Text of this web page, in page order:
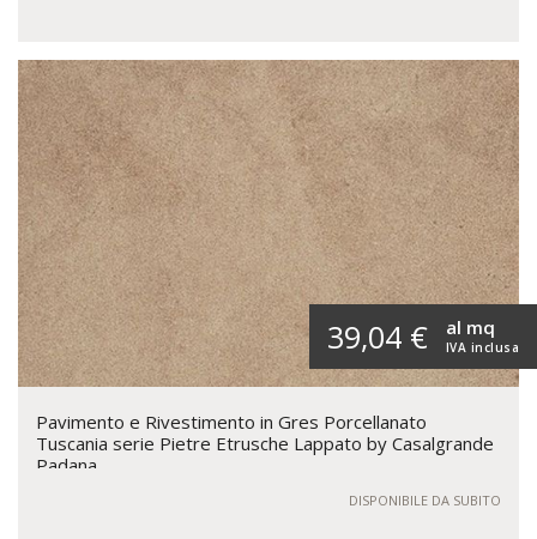
39,04 € IVA inclusa
al mq
Pavimento e Rivestimento in Gres Porcellanato
Tuscania serie Pietre Etrusche Lappato by Casalgrande
Padana
DISPONIBILE DA SUBITO